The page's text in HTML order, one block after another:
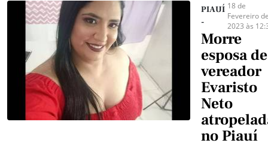
PIAUÍ
-
18 de
Fevereiro
2023 às
Morre
esposa de
vereador
Evaristo
Neto
no Piauí